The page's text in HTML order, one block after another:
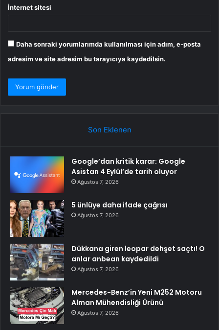
İnternet sitesi
Daha sonraki yorumlarımda kullanılması için adım, e-posta
adresim ve site adresim bu tarayıcıya kaydedilsin.
Son Eklenen
Google’dan kritik karar: Google
Asistan 4 Eylül’de tarih oluyor
Ağustos 7, 2026
5 ünlüye daha ifade çağrısı
Ağustos 7, 2026
Dükkana giren leopar dehşet saçtı! O
anlar anbean kaydedildi
Ağustos 7, 2026
Mercedes-Benz’in Yeni M252 Motoru
Alman Mühendisliği Ürünü
Ağustos 7, 2026